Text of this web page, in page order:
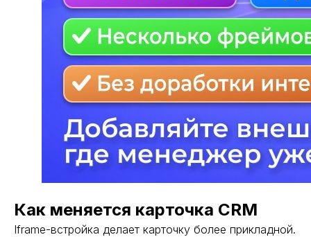
Как меняется карточка CRM
Iframe-встройка делает карточку более прикладной.